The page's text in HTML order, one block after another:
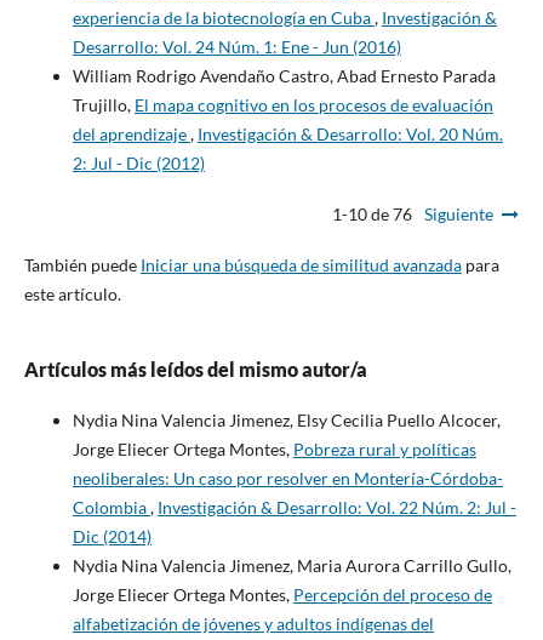
experiencia de la biotecnología en Cuba, Investigación &
Desarrollo: Vol. 24 Núm. 1: Ene - Jun (2016)
William Rodrigo Avendaño Castro, Abad Ernesto Parada
Trujillo, El mapa cognitivo en los procesos de evaluación
del aprendizaje, Investigación & Desarrollo: Vol. 20 Núm.
2: Jul - Dic (2012)
1-10 de 76 Siguiente
También puede Iniciar una búsqueda de similitud avanzadapara
este artículo.
Artículos más leídos del mismo autor/a
Nydia Nina Valencia Jimenez, Elsy Cecilia Puello Alcocer,
Jorge Eliecer Ortega Montes, Pobreza rural y políticas
neoliberales: Un caso por resolver en Montería-Córdoba-
Colombia, Investigación & Desarrollo: Vol. 22 Núm. 2: Jul -
Dic (2014)
Nydia Nina Valencia Jimenez, Maria Aurora Carrillo Gullo,
Jorge Eliecer Ortega Montes, Percepción del proceso de
alfabetización de jóvenes y adultos indígenas del